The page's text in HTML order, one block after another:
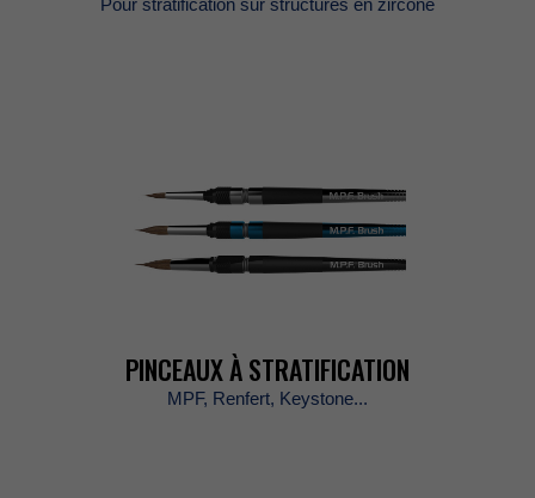
Pourstratificationsurstructuresenzircone
PINCEAUXÀSTRATIFICATION
MPF,Renfert,Keystone...